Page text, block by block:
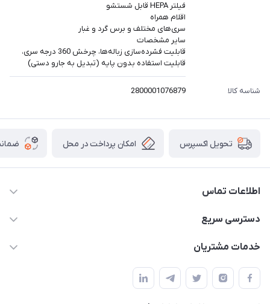
فیلتر HEPA قابل شستشو
اقلام همراه
سری‌های مختلف و برس گرد و غبار
سایر مشخصات
قابلیت فشرده‌سازی زباله‌ها، چرخش 360 درجه سری،
قابلیت استفاده بدون پایه (تبدیل به جارو دستی)
شناسه کالا 2800001076879
تحویل اکسپرس امکان پرداخت در محل
اطلاعات تماس
۰۲۱۰۰۰۰۰۰۰۰
دسترسی سریع
حساب کاربری
لیست محصولات
خدمات مشتریان
قوانین و مقررات
حریم خصوصی